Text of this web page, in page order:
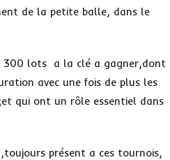
de la petite balle, dans le
300 lots a la clé a gagner,dont
avec une fois de plus les
qui ont un rôle essentiel dans
présent a ces tournois,